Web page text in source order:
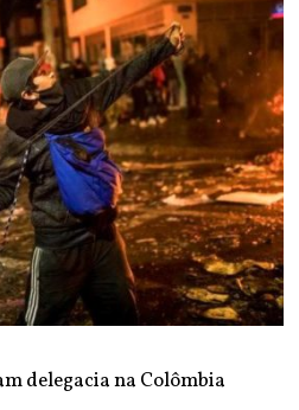
delegacia na Colômbia